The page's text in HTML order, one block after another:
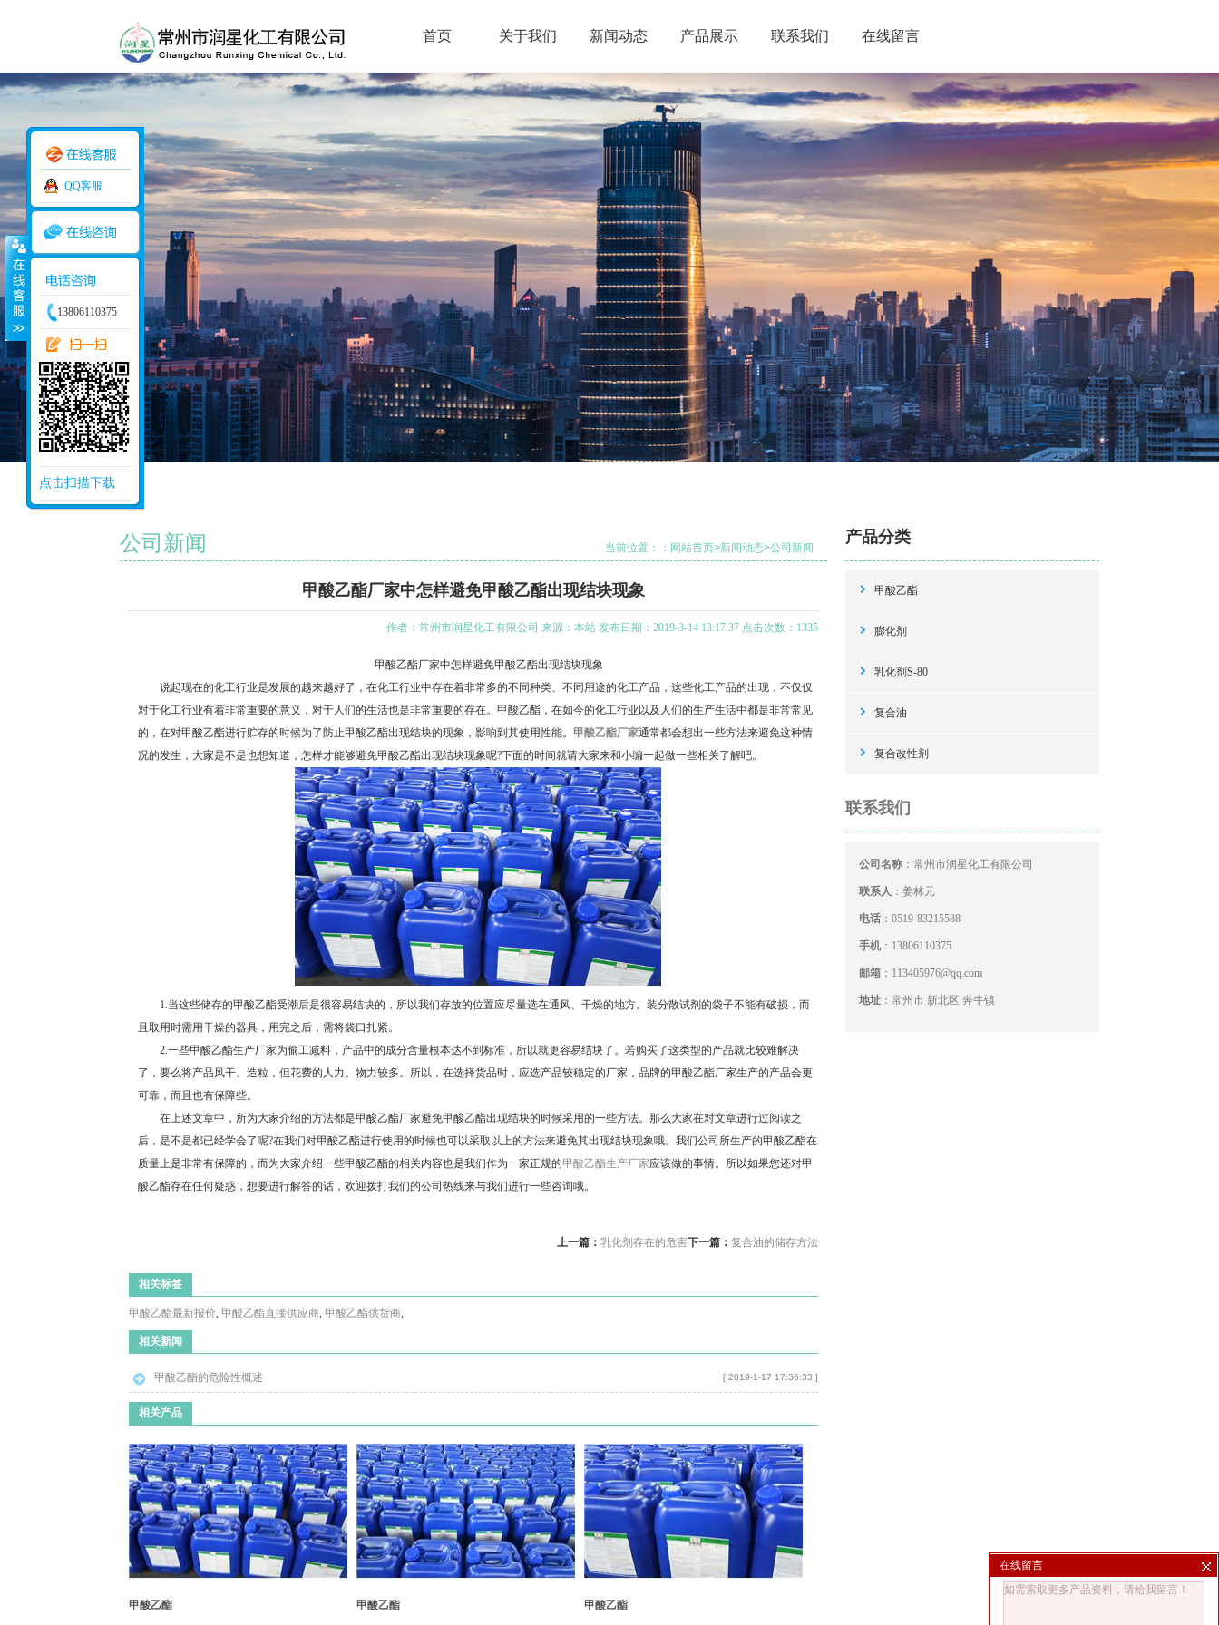
首页 关于我们 新闻动态 产品展示 联系我们 在线留言
公司新闻 当前位置：： 网站首页>新闻动态>公司新闻
甲酸乙酯厂家中怎样避免甲酸乙酯出现结块现象
作者：常州市润星化工有限公司 来源：本站 发布日期：2019-3-14 13:17:37 点击次数：1335
甲酸乙酯厂家中怎样避免甲酸乙酯出现结块现象
说起现在的化工行业是发展的越来越好了，在化工行业中存在着非常多的不同种类、不同用途的化工产品，这些化工产品的出现，不仅仅
对于化工行业有着非常重要的意义，对于人们的生活也是非常重要的存在。甲酸乙酯，在如今的化工行业以及人们的生产生活中都是非常常见
的，在对甲酸乙酯进行贮存的时候为了防止甲酸乙酯出现结块的现象，影响到其使用性能。 甲酸乙酯厂家通常都会想出一些方法来避免这种情
况的发生，大家是不是也想知道，怎样才能够避免甲酸乙酯出现结块现象呢?下面的时间就请大家来和小编一起做一些相关了解吧。
1.当这些储存的甲酸乙酯受潮后是很容易结块的，所以我们存放的位置应尽量选在通风、干燥的地方。装分散试剂的袋子不能有破损，而
且取用时需用干燥的器具，用完之后，需将袋口扎紧。
2.一些甲酸乙酯生产厂家为偷工减料，产品中的成分含量根本达不到标准，所以就更容易结块了。若购买了这类型的产品就比较难解决
了，要么将产品风干、造粒，但花费的人力、物力较多。所以，在选择货品时，应选产品较稳定的厂家，品牌的甲酸乙酯厂家生产的产品会更
可靠，而且也有保障些。
在上述文章中，所为大家介绍的方法都是甲酸乙酯厂家避免甲酸乙酯出现结块的时候采用的一些方法。那么大家在对文章进行过阅读之
后，是不是都已经学会了呢?在我们对甲酸乙酯进行使用的时候也可以采取以上的方法来避免其出现结块现象哦。我们公司所生产的甲酸乙酯在
质量上是非常有保障的，而为大家介绍一些甲酸乙酯的相关内容也是我们作为一家正规的甲酸乙酯生产厂家应该做的事情。所以如果您还对甲
酸乙酯存在任何疑惑，想要进行解答的话，欢迎拨打我们的公司热线来与我们进行一些咨询哦。
上一篇： 乳化剂存在的危害下一篇： 复合油的储存方法
相关标签
甲酸乙酯最新报价, 甲酸乙酯直接供应商, 甲酸乙酯供货商,
相关新闻
甲酸乙酯的危险性概述 [ 2019-1-17 17:36:33 ]
相关产品
甲酸乙酯 甲酸乙酯 甲酸乙酯
产品分类
甲酸乙酯
膨化剂
乳化剂S-80
复合油
复合改性剂
联系我们
公司名称 ：常州市润星化工有限公司
联系人 ：姜林元
电话 ：0519-83215588
手机 ：13806110375
邮箱 ：113405976@qq.com
地址 ：常州市 新北区 奔牛镇
QQ客服
13806110375
点击扫描下载
在线留言